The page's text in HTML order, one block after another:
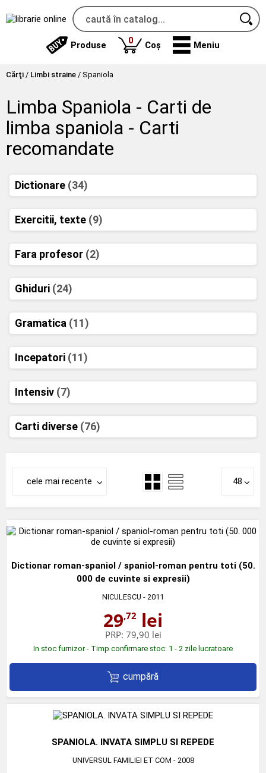
Produse 0produse
Coș Meniu
Cărţi / Limbi straine / Spaniola
Limba Spaniola - Carti de
limba spaniola - Carti
recomandate
Dictionare (34)
Exercitii, texte (9)
Fara profesor (2)
Ghiduri (24)
Gramatica (11)
Incepatori (11)
Intensiv (7)
Carti diverse (76)
cele mai recente 48
Dictionar roman-spaniol / spaniol-roman pentru toti (50.
000 de cuvinte si expresii)
NICULESCU - 2011
29,72 lei
PRP: 79,90 lei
In stoc furnizor - Timp confirmare stoc: 1 - 2 zile lucratoare
cumpără
SPANIOLA. INVATA SIMPLU SI REPEDE
UNIVERSUL FAMILIEI ET COM - 2008